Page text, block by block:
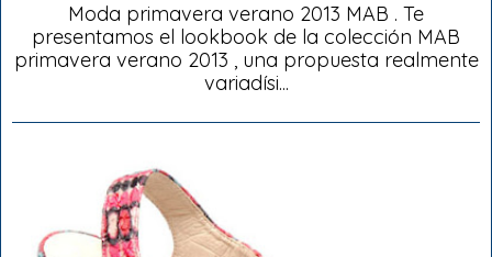
Moda primavera verano 2013 MAB . Te
presentamos el lookbook de la colección MAB
primavera verano 2013 , una propuesta realmente
variadísi...